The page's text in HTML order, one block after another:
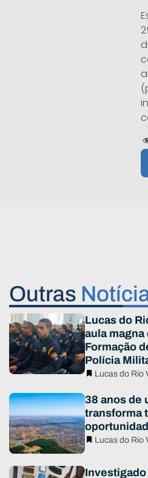
Outras
Lucas do
aula magna
Formação
Polícia
Lucas do Rio
38 anos de
transforma
Lucas do Rio